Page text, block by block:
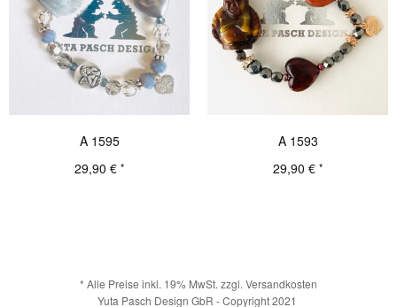
A 1595
29,90 € *
A 1593
29,90 € *
* Alle Preise inkl. 19% MwSt. zzgl. Versandkosten
Yuta Pasch Design GbR - Copyright 2021